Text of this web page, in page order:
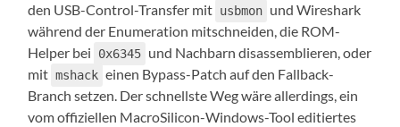
den USB-Control-Transfer mit usbmon und Wireshark
während der Enumeration mitschneiden, die ROM-
Helper bei
0x6345 und Nachbarn disassemblieren, oder
mit mshack einen Bypass-Patch auf den Fallback-
Branch setzen. Der schnellste Weg wäre allerdings, ein
vom offiziellen MacroSilicon-Windows-Tool editiertes